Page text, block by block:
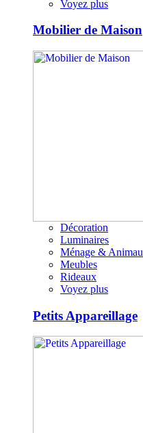
Voyez plus
Mobilier de Maison
Décoration
Luminaires
Ménage &
Meubles
Rideaux
Voyez plus
Petits Appareillage